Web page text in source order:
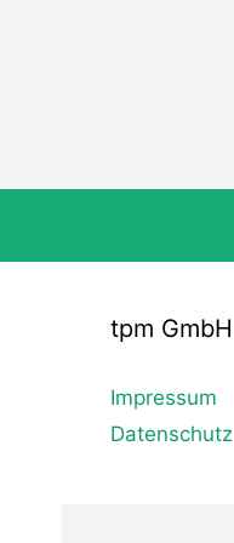
tpm GmbH
Impressum
Datenschutz